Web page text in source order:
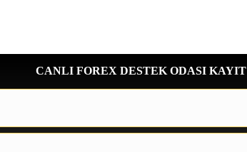
CANLI FOREX DESTEK ODASI KAYIT